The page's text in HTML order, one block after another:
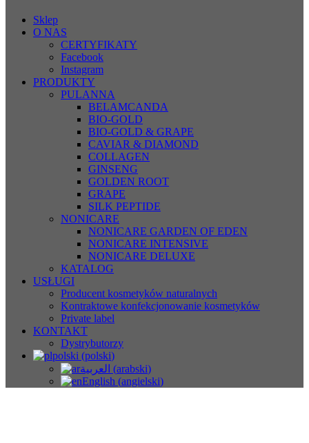
Sklep
O NAS
CERTYFIKATY
Facebook
Instagram
PRODUKTY
PULANNA
BELAMCANDA
BIO-GOLD
BIO-GOLD & GRAPE
CAVIAR & DIAMOND
COLLAGEN
GINSENG
GOLDEN ROOT
GRAPE
SILK PEPTIDE
NONICARE
NONICARE GARDEN OF EDEN
NONICARE INTENSIVE
NONICARE DELUXE
KATALOG
USŁUGI
Producent kosmetyków naturalnych
Kontraktowe konfekcjonowanie kosmetyków
Private label
KONTAKT
Dystrybutorzy
polski (polski)
العربية (arabski)
English (angielski)